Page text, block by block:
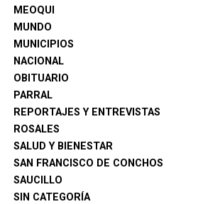
MEOQUI
MUNDO
MUNICIPIOS
NACIONAL
OBITUARIO
PARRAL
REPORTAJES Y ENTREVISTAS
ROSALES
SALUD Y BIENESTAR
SAN FRANCISCO DE CONCHOS
SAUCILLO
SIN CATEGORÍA